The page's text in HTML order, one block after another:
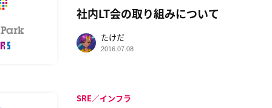
社内LT会の取り組みについて
たけだ
2016.07.08
SRE／インフラ